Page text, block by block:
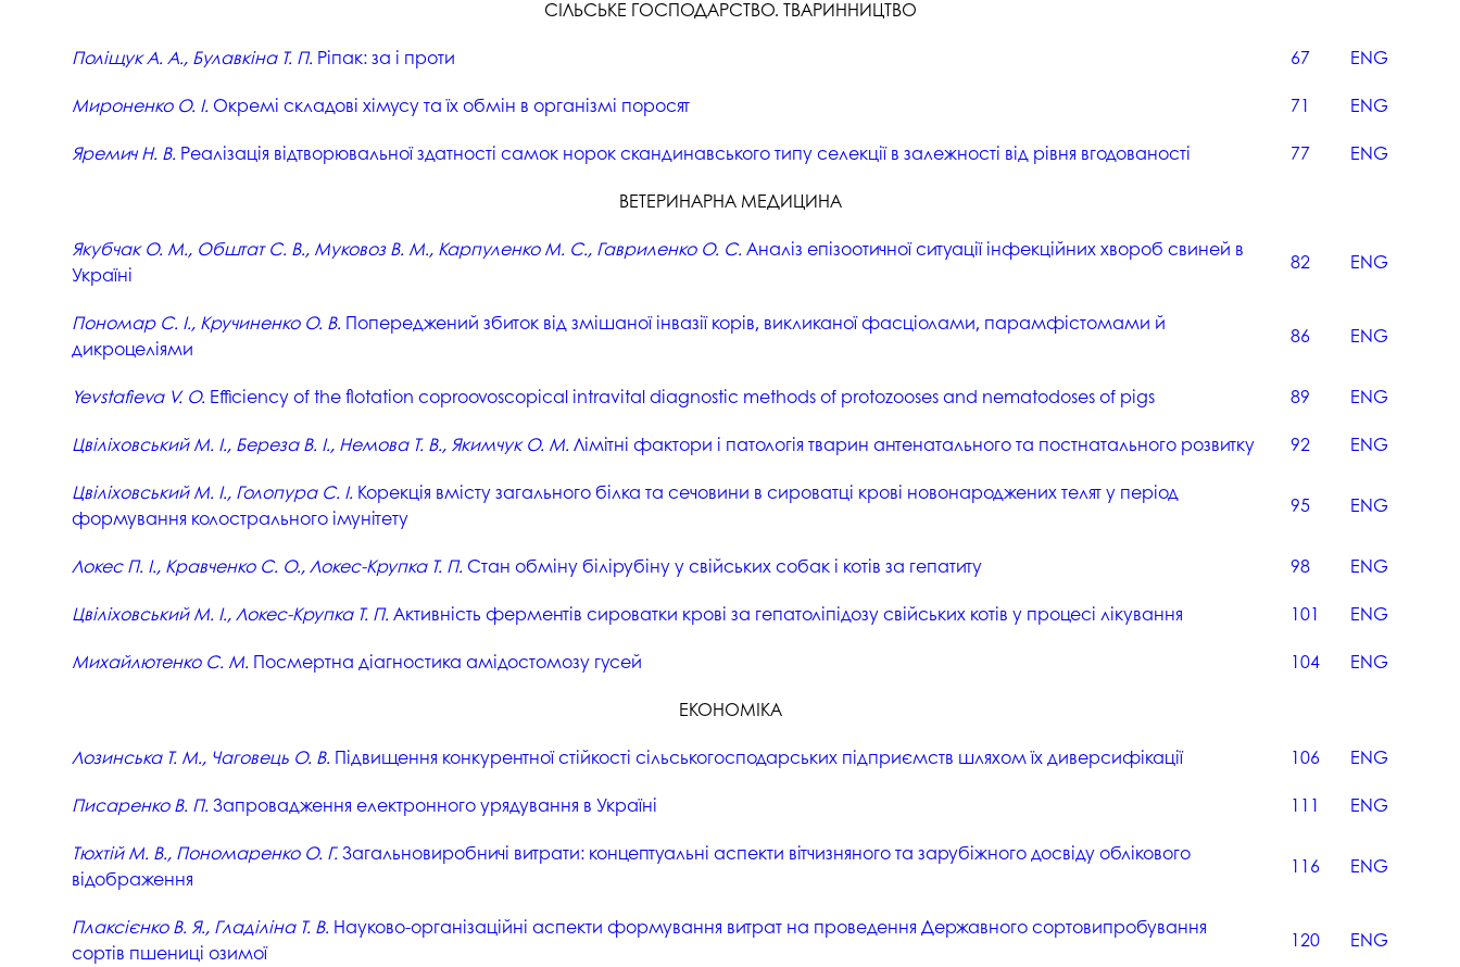
СІЛЬСЬКЕ ГОСПОДАРСТВО. ТВАРИННИЦТВО
Поліщук А. А., Булавкіна Т. П. Ріпак: за і проти 67
ENG
Мироненко О. І. Окремі складові хімусу та їх обмін в організмі поросят 71
ENG
Яремич Н. В. Реалізація відтворювальної здатності самок норок скандинавського типу селекції в залежності від рівня вгодованості 77
ENG
ВЕТЕРИНАРНА МЕДИЦИНА
Якубчак О. М., Обштат С. В., Муковоз В. М., Карпуленко М. С., Гавриленко О. С. Аналіз епізоотичної ситуації інфекційних хвороб свиней в
Україні
82 ENG
Пономар С. І., Кручиненко О. В. Попереджений збиток від змішаної інвазії корів, викликаної фасціолами, парамфістомами й
дикроцеліями
86 ENG
Yevstafieva V. O. Efficiency of the flotation coproovoscopical intravital diagnostic methods of protozooses and nematodoses of pіgs 89
ENG
Цвіліховський М. І., Береза В. І., Немова Т. В., Якимчук О. М. Лімітні фактори і патологія тварин антенатального та постнатального розвитку 92
ENG
Цвіліховський М. І., Голопура С. І. Корекція вмісту загального білка та сечовини в сироватці крові новонароджених телят у період
формування колострального імунітету
95 ENG
Локес П. І., Кравченко С. О., Локес-Крупка Т. П. Стан обміну білірубіну у свійських собак і котів за гепатиту 98
ENG
Цвіліховський М. І., Локес-Крупка Т. П. Активність ферментів сироватки крові за гепатоліпідозу свійських котів у процесі лікування 101
ENG
Михайлютенко С. М. Посмертна діагностика амідостомозу гусей 104
ENG
ЕКОНОМІКА
Лозинська Т. М., Чаговець О. В. Підвищення конкурентної стійкості сільськогосподарських підприємств шляхом їх диверсифікації 106
ENG
Писаренко В. П. Запровадження електронного урядування в Україні 111
ENG
Тюхтій М. В., Пономаренко О. Г.Загальновиробничі витрати: концептуальні аспекти вітчизняного та зарубіжного досвіду облікового
відображення
116 ENG
Плаксієнко В. Я., Гладіліна Т. В. Науково-організаційні аспекти формування витрат на проведення Державного сортовипробування
сортів пшениці озимої
120 ENG